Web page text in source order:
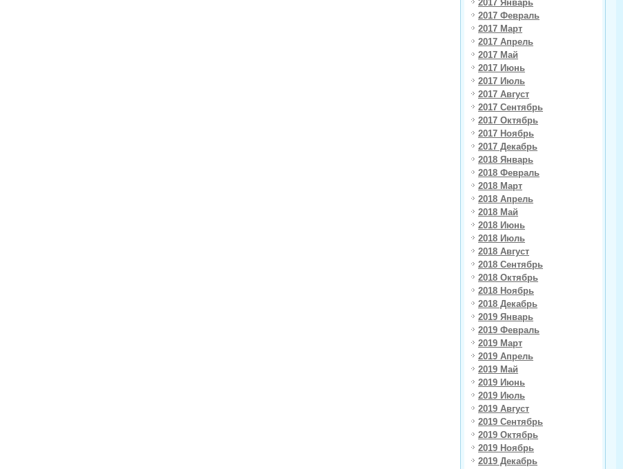
2017 Январь
2017 Февраль
2017 Март
2017 Апрель
2017 Май
2017 Июнь
2017 Июль
2017 Август
2017 Сентябрь
2017 Октябрь
2017 Ноябрь
2017 Декабрь
2018 Январь
2018 Февраль
2018 Март
2018 Апрель
2018 Май
2018 Июнь
2018 Июль
2018 Август
2018 Сентябрь
2018 Октябрь
2018 Ноябрь
2018 Декабрь
2019 Январь
2019 Февраль
2019 Март
2019 Апрель
2019 Май
2019 Июнь
2019 Июль
2019 Август
2019 Сентябрь
2019 Октябрь
2019 Ноябрь
2019 Декабрь